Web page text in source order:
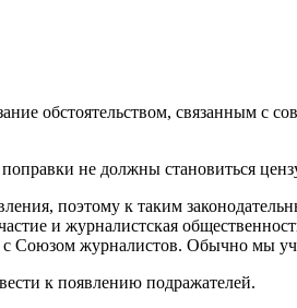
обстоятельством, связанным с
не должны становиться
поэтому к таким
и журналистская
Союзом журналистов. Обычно мы
к появлению подражателей.